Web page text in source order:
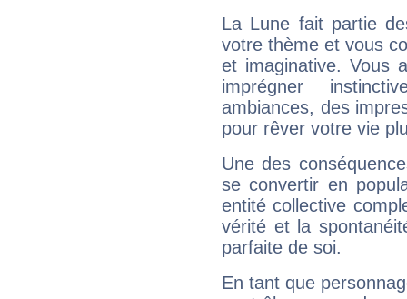
La Lune fait partie
votre thème et vous
et imaginative. Vous
imprégner
ambiances, des
pour rêver votre vie
Une des
se convertir en
entité collective
vérité et la
parfaite de soi.
En tant que